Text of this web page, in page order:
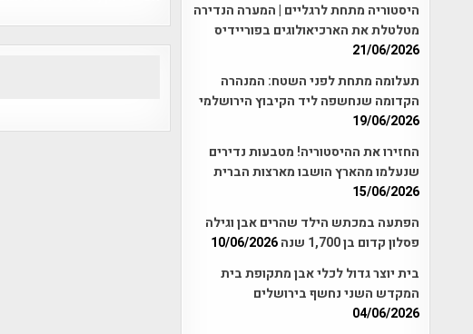
היסטוריה מתחת לרגליים | המערה הנדירה
מטלטלת את הארכיאולוגים בפוריידיס
21/06/2026
תעלומה מתחת לפני השטח: המנהרה
הקדומה שנחשפה ליד הקיבוץ הירושלמי
19/06/2026
החזירו את ההיסטוריה! מטבעות נדירים
שנעלמו מהארץ הושבו מארצות הברית
15/06/2026
הפתעה במכתש הילד שהרים אבן וגילה
פסלון קדום בן 1,700 שנה
10/06/2026
בית יוצר גדול לכלי אבן מתקופת בית
המקדש השני נחשף בירושלים
04/06/2026